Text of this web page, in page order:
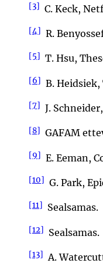
[3] C. Keck,
[4] R.
[5] T. Hsu,
[6] B.
[7] J.
[8] GAFAM
[9] E. Eeman,
[10] G. Park,
[11] Sealsamas.
[12] Sealsamas.
[13] A.